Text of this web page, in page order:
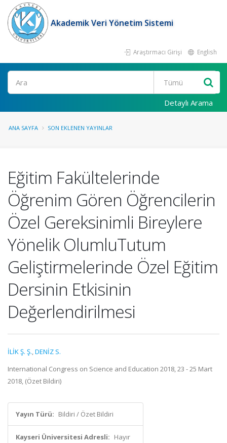
Akademik Veri Yönetim Sistemi
Araştırmacı Girişi English
Ara
Detaylı Arama
ANA SAYFA SON EKLENEN YAYINLAR
Eğitim Fakültelerinde
Öğrenim Gören Öğrencilerin
Özel Gereksinimli Bireylere
Yönelik OlumluTutum
Geliştirmelerinde Özel Eğitim
Dersinin Etkisinin
Değerlendirilmesi
İLİK Ş. Ş.,DENİZ S.
International Congress on Science and Education 2018, 23 - 25 Mart
2018, (Özet Bildiri)
Yayın Türü: Bildiri / Özet Bildiri
Kayseri Üniversitesi Adresli: Hayır